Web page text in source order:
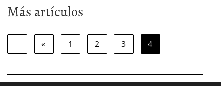
Más artículos
« 1 2 3 4